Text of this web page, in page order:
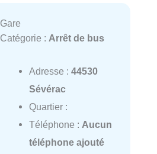
Gare
Catégorie : Arrêt de bus
Adresse : 44530
Sévérac
Quartier :
Téléphone : Aucun
téléphone ajouté